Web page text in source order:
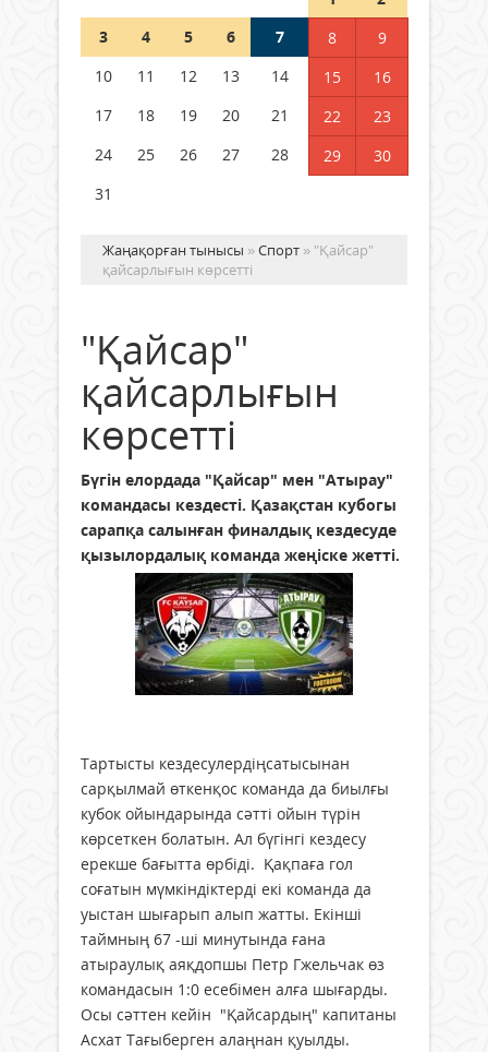
Германия аптап ыстыққа
бастады
04 тамыз 2026 ж.
3
4 5 6 7 8
9
10
11 12 13 14 15
16
17
18 19 20 21 22
23
24
25 26 27 28 29
30
31
Жаңақорған тынысы »Спорт » "Қайсар"
қайсарлығын көрсетті
"Қайсар"
қайсарлығын
көрсетті
Бүгін елордада "Қайсар" мен "Атырау"
командасы кездесті. Қазақстан кубогы
сарапқа салынған финалдық кездесуде
қызылордалық команда жеңіске жетті.
Тартысты кездесулердіңсатысынан
сарқылмай өткенқос команда да биылғы
кубок ойындарында сәтті ойын түрін
көрсеткен болатын. Ал бүгінгі кездесу
ерекше бағытта өрбіді. Қақпаға гол
соғатын мүмкіндіктерді екі команда да
уыстан шығарып алып жатты. Екінші
таймның 67 -ші минутында ғана
атыраулық аяқдопшы Петр Гжельчак өз
командасын 1:0 есебімен алға шығарды.
Осы сәттен кейін "Қайсардың" капитаны
Асхат Тағыберген алаңнан қуылды.